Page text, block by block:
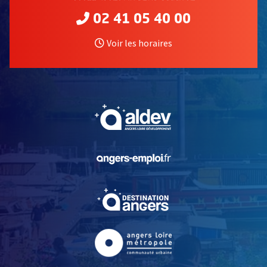
02 41 05 40 00
Voir les horaires
, Ouvre une nouvelle
, Ouvre une nouvelle